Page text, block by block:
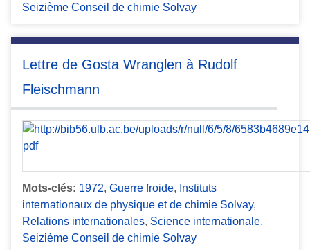
Seizième Conseil de chimie Solvay
Lettre de Gosta Wranglen à Rudolf
Fleischmann
Mots-clés: 1972, Guerre froide, Instituts
internationaux de physique et de chimie Solvay,
Relations internationales, Science internationale,
Seizième Conseil de chimie Solvay